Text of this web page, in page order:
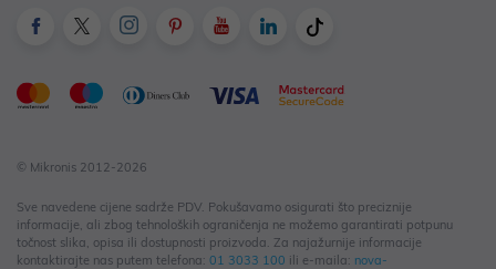
© Mikronis 2012-2026
Sve navedene cijene sadrže PDV. Pokušavamo osigurati što preciznije
informacije, ali zbog tehnoloških ograničenja ne možemo garantirati potpunu
točnost slika, opisa ili dostupnosti proizvoda. Za najažurnije informacije
kontaktirajte nas putem telefona: 01 3033 100 ili e-maila: nova-